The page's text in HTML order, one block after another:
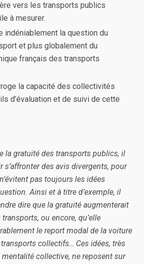
vers les transports publics
à mesurer.
indéniablement la question du
et plus globalement du
français des transports
la capacité des collectivités
d’évaluation et de suivi de cette
la gratuité des transports publics, il
s’affronter des avis divergents, pour
pas toujours les idées
Ainsi et à titre d’exemple, il
dire que la gratuité augmenterait
ou encore, qu’elle
le report modal de la voiture
collectifs… Ces idées, très
collective, ne reposent sur